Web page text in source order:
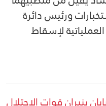
ورئيس دائرة
لإسقاط
بنيران قوات الاحتلال